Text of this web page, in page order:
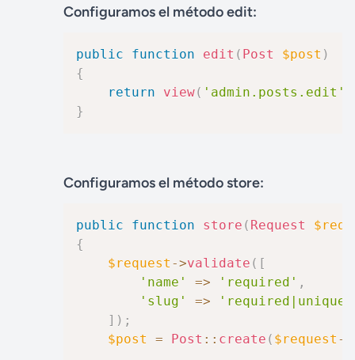
Configuramos el método edit:
public function edit ( Post $post )
{
return
view( 'admin.posts.edit'
}
Configuramos el método store:
public function store ( Request
{
$request ->validate ( [
'name'
=> 'required' ,
'slug'
=>
] ) ;
$post
= Post :: create ( $request ->